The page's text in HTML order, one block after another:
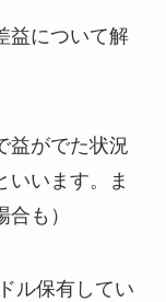
益について解
益がでた状況
いいます。ま
も）
ル保有してい